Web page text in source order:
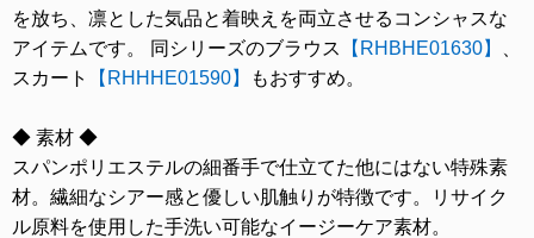
を放ち、凛とした気品と着映えを両立させるコンシャスな
アイテムです。 同シリーズのブラウス
【RHBHE01630】
スカート
【RHHHE01590】 もおすすめ。
◆ 素材 ◆
スパンポリエステルの細番手で仕立てた他にはない特殊素
材。繊細なシアー感と優しい肌触りが特徴です。リサイク
ル原料を使用した手洗い可能なイージーケア素材。